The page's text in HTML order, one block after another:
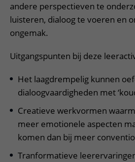
andere perspectieven te
luisteren, dialoog te voeren en
ongemak.
Uitgangspunten bij deze
Het laagdrempelig kunnen
dialoogvaardigheden met
Creatieve werkvormen
meer emotionele aspecten
komen dan bij meer
Tranformatieve